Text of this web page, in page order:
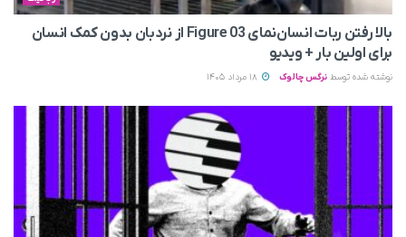
بالا رفتن ربات انسان‌نمای Figure 03 از نردبان بدون کمک انسان
برای اولین بار + ویدیو
نوشته شده توسط نرگس چالوک